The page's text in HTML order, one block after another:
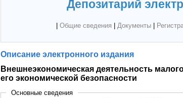
Депозитарий
Общие сведения Документы|
Описание электронного издания
Внешнеэкономическая деятельность
его экономической безопасности
Основные сведения